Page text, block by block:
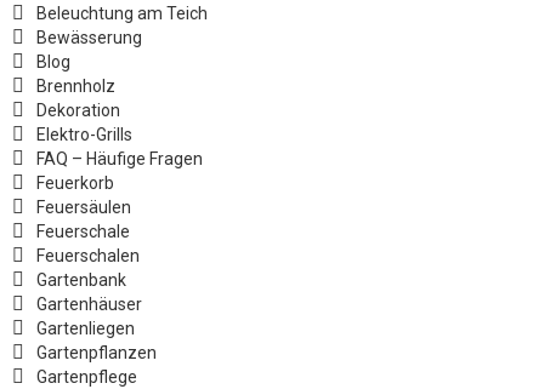
Beleuchtung am Teich
Bewässerung
Blog
Brennholz
Dekoration
Elektro-Grills
FAQ – Häufige Fragen
Feuerkorb
Feuersäulen
Feuerschale
Feuerschalen
Gartenbank
Gartenhäuser
Gartenliegen
Gartenpflanzen
Gartenpflege